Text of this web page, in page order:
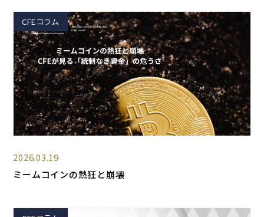
CFEコラム
2026.03.19
ミームコインの熱狂と崩壊